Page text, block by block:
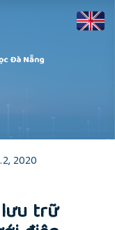
2020
trữ